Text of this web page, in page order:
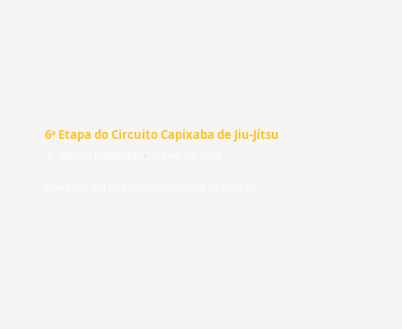
6ª Etapa do Circuito Capixaba de Jiu-Jítsu
⋅